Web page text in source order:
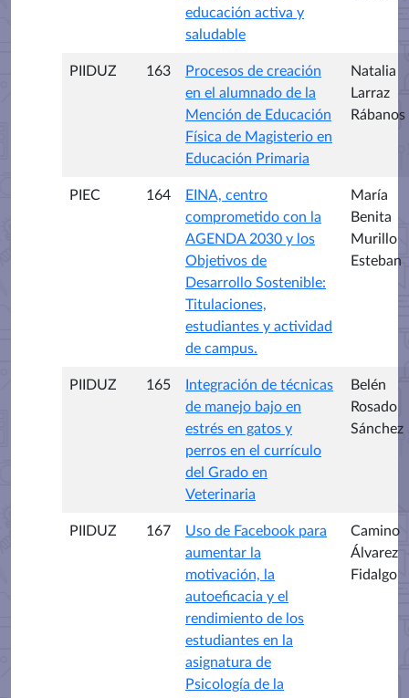
educación activa y
saludable
PIIDUZ 163
Procesos de creación
en el alumnado de la
Mención de Educación
Física de Magisterio en
Educación Primaria
Natalia
Larraz
Rábanos
PIEC 164
EINA, centro
comprometido con la
AGENDA 2030 y los
Objetivos de
Desarrollo Sostenible:
Titulaciones,
estudiantes y actividad
de campus.
María
Benita
Murillo
Esteban
PIIDUZ 165
Integración de técnicas
de manejo bajo en
estrés en gatos y
perros en el currículo
del Grado en
Veterinaria
Belén
Rosado
Sánchez
PIIDUZ 167
Uso de Facebook para
aumentar la
motivación, la
autoeficacia y el
rendimiento de los
estudiantes en la
asignatura de
Psicología de la
Camino
Álvarez
Fidalgo